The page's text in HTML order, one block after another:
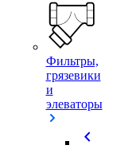
Фильтры,
грязевики
и
элеваторы
chevron_left